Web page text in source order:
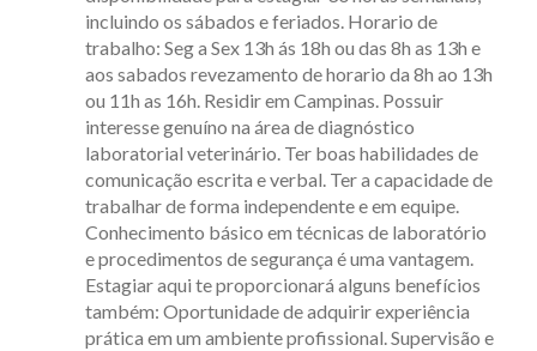
incluindo os sábados e feriados. Horario de
trabalho: Seg a Sex 13h ás 18h ou das 8h as 13h e
aos sabados revezamento de horario da 8h ao 13h
ou 11h as 16h. Residir em Campinas. Possuir
interesse genuíno na área de diagnóstico
laboratorial veterinário. Ter boas habilidades de
comunicação escrita e verbal. Ter a capacidade de
trabalhar de forma independente e em equipe.
Conhecimento básico em técnicas de laboratório
e procedimentos de segurança é uma vantagem.
Estagiar aqui te proporcionará alguns benefícios
também: Oportunidade de adquirir experiência
prática em um ambiente profissional. Supervisão e